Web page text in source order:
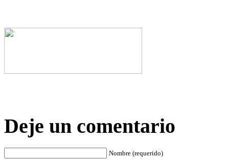
Deje un comentario
Nombre (requerido)